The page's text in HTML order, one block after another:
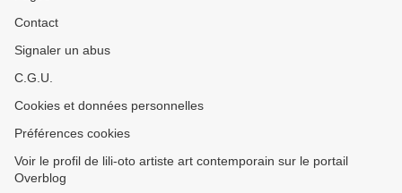
Contact
Signaler un abus
C.G.U.
Cookies et données personnelles
Préférences cookies
Voir le profil de lili-oto artiste art contemporain sur le portail
Overblog